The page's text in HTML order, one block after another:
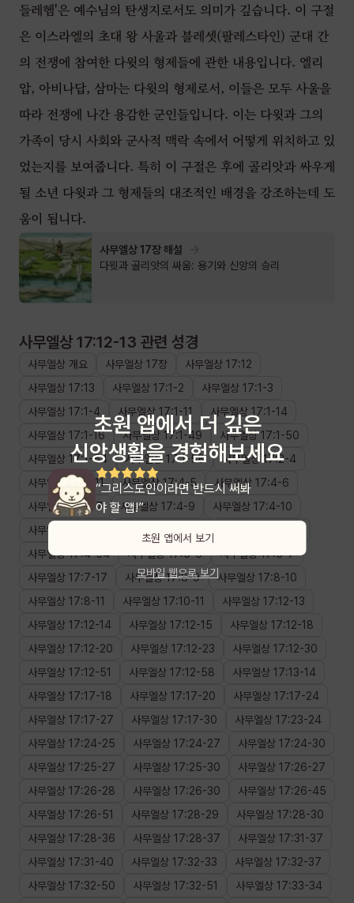
초원 앱에서 더 깊은
신앙생활을 경험해보세요
“그리스도인이라면 반드시 써봐
야 할 앱!”
초원 앱에서 보기
모바일 웹으로 보기
들레헴'은 예수님의 탄생지로서도 의미가 깊습니다. 이 구절
은 이스라엘의 초대 왕 사울과 블레셋(팔레스타인) 군대 간
의 전쟁에 참여한 다윗의 형제들에 관한 내용입니다. 엘리
압, 아비나답, 삼마는 다윗의 형제로서, 이들은 모두 사울을
따라 전쟁에 나간 용감한 군인들입니다. 이는 다윗과 그의
가족이 당시 사회와 군사적 맥락 속에서 어떻게 위치하고 있
었는지를 보여줍니다. 특히 이 구절은 후에 골리앗과 싸우게
될 소년 다윗과 그 형제들의 대조적인 배경을 강조하는데 도
움이 됩니다.
사무엘상 17장 해설
다윗과 골리앗의 싸움: 용기와 신앙의 승리
사무엘상 17:12-13 관련 성경
사무엘상 개요 사무엘상 17장 사무엘상 17:12
사무엘상 17:13 사무엘상 17:1 -2 사무엘상 17:1 -3
사무엘상 17:1 -4 사무엘상 17:1 -11 사무엘상 17:1 -14
사무엘상 17:1 -16 사무엘상 17:1 -49 사무엘상 17:1 -50
사무엘상 17:1-54 사무엘상 17:1-58 사무엘상 17:2-4
사무엘상
:3 11 사무엘상 17:4-5 사무엘상 17:4-6
사무엘상 17:4 7 사무엘상 17:4-9 사무엘상 17:4-10
사무엘상
사무엘상 17:4-54 사무엘상 17:5-6 사무엘상 17:5-7
사무엘상 17:7-17 사무엘상 17:8-9 사무엘상 17:8-10
사무엘상 17:8-11 사무엘상 17:10-11 사무엘상 17:12-13
사무엘상 17:12-14 사무엘상 17:12-15 사무엘상 17:12-18
사무엘상 17:12-20 사무엘상 17:12-23 사무엘상 17:12-30
사무엘상 17:12-51 사무엘상 17:12-58 사무엘상 17:13-14
사무엘상 17:17-18 사무엘상 17:17-20 사무엘상 17:17-24
사무엘상 17:17-27 사무엘상 17:17-30 사무엘상 17:23-24
사무엘상 17:24-25 사무엘상 17:24-27 사무엘상 17:24-30
사무엘상 17:25-27 사무엘상 17:25-30 사무엘상 17:26-27
사무엘상 17:26-28 사무엘상 17:26-30 사무엘상 17:26-45
사무엘상 17:26-51 사무엘상 17:28-29 사무엘상 17:28-30
사무엘상 17:28-36 사무엘상 17:28-37 사무엘상 17:31 -37
사무엘상 17:31 -40 사무엘상 17:32-33 사무엘상 17:32-37
사무엘상 17:32-50 사무엘상 17:32-51 사무엘상 17:33-34